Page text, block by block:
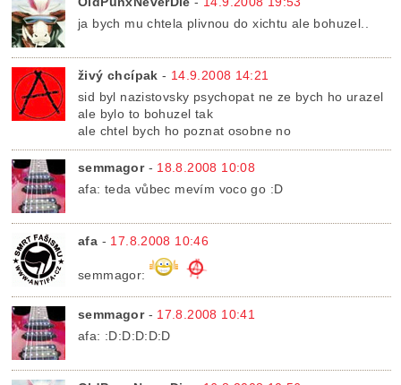
ja bych mu chtela plivnou do xichtu ale bohuzel..
živý chcípak - 14.9.2008 14:21
sid byl nazistovsky psychopat ne ze bych ho urazel
ale bylo to bohuzel tak
ale chtel bych ho poznat osobne no
semmagor- 18.8.2008 10:08
afa: teda vůbec mevím voco go :D
afa - 17.8.2008 10:46
semmagor:
semmagor- 17.8.2008 10:41
afa: :D:D:D:D:D